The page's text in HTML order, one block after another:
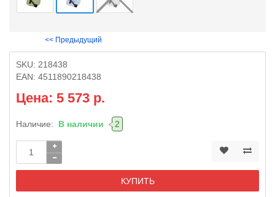
<< Предыдущий
SKU: 218438
EAN: 4511890218438
Цена: 5 573 р.
Наличие: В наличии 2
КУПИТЬ